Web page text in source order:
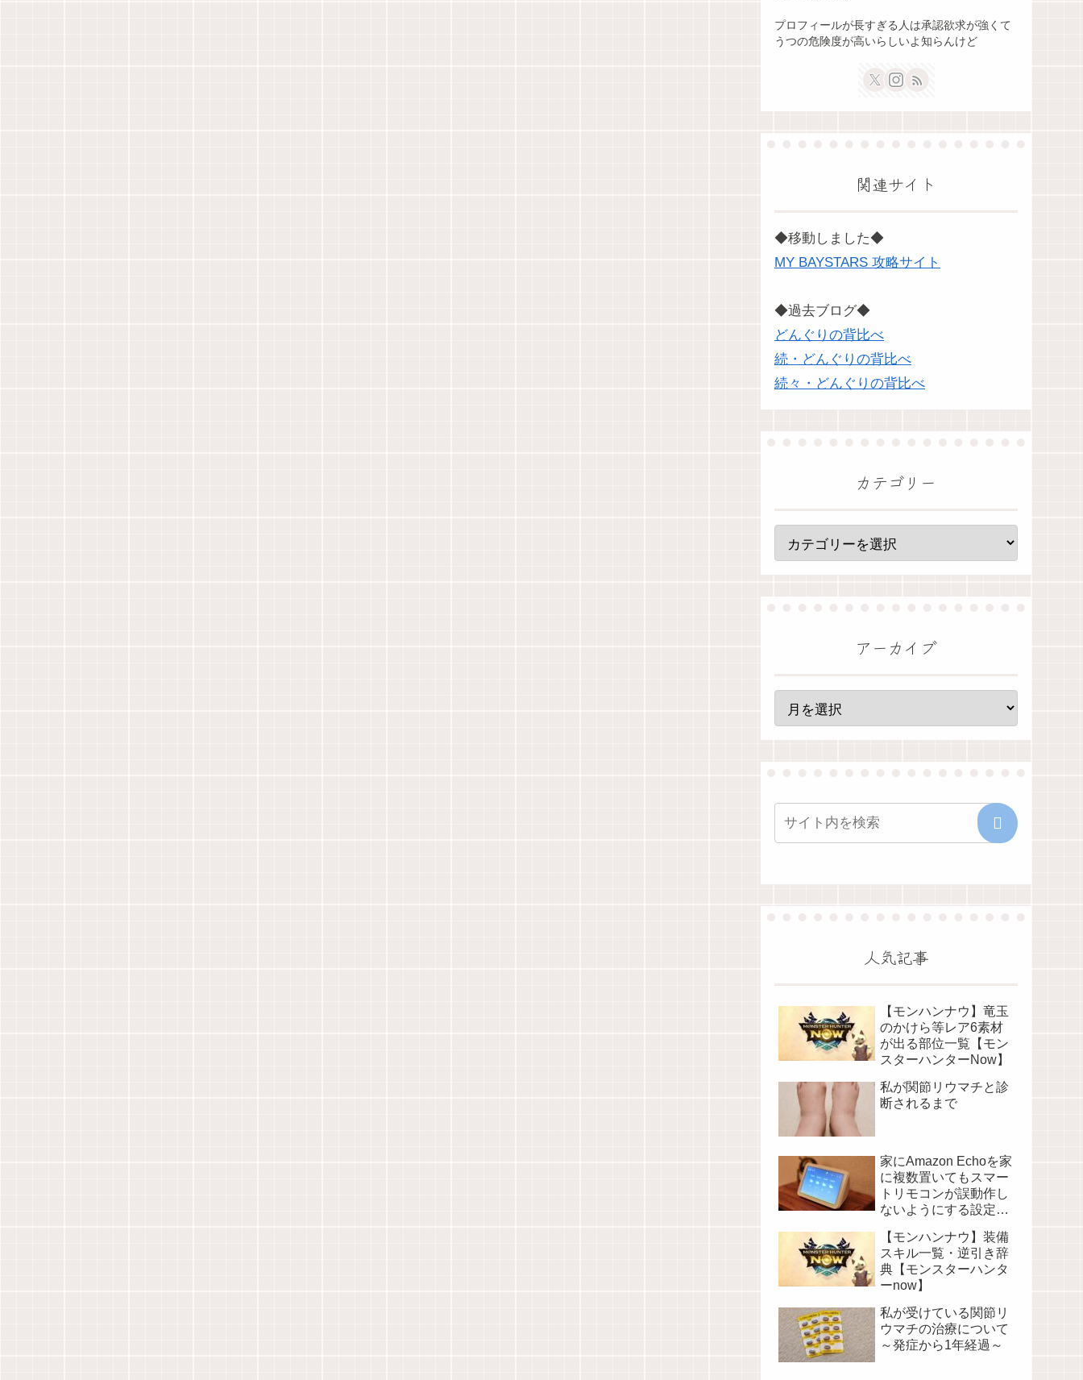
プロフィールが長すぎる人は承認欲求が強くて
うつの危険度が高いらしいよ知らんけど
関連サイト
◆移動しました◆
MY BAYSTARS 攻略サイト
◆過去ブログ◆
どんぐりの背比べ
続・どんぐりの背比べ
続々・どんぐりの背比べ
カテゴリー
アーカイブ
人気記事
【モンハンナウ】竜玉
のかけら等レア6素材
が出る部位一覧【モン
スターハンターNow】
私が関節リウマチと診
断されるまで
家にAmazon Echoを家
に複数置いてもスマー
トリモコンが誤動作し
ないようにする設定に
【モンハンナウ】装備
スキル一覧・逆引き辞
典【モンスターハンタ
ーnow】
私が受けている関節リ
ウマチの治療について
～発症から1年経過～